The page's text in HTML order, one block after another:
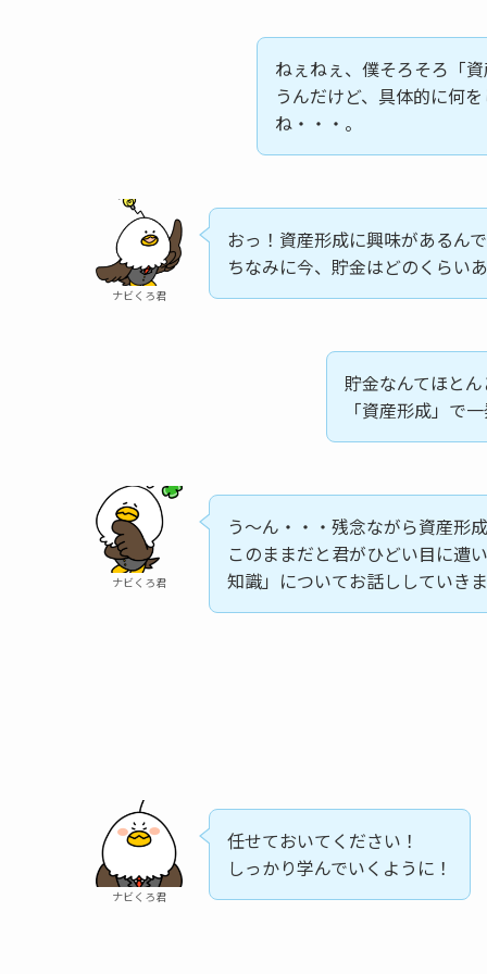
ねぇねぇ、僕そろそろ「
うんだけど、具体的に何
ね・・・。
ナビくろ君
おっ！資産形成に興味があるん
ちなみに今、貯金はどのくらい
貯金なんてほと
「資産形成」で
ナビくろ君
う〜ん・・・残念ながら資産形
このままだと君がひどい目に遭
知識」についてお話ししていき
ナビくろ君
任せておいてください！
しっかり学んでいくように！